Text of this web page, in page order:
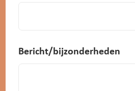
Bericht/bijzonderheden